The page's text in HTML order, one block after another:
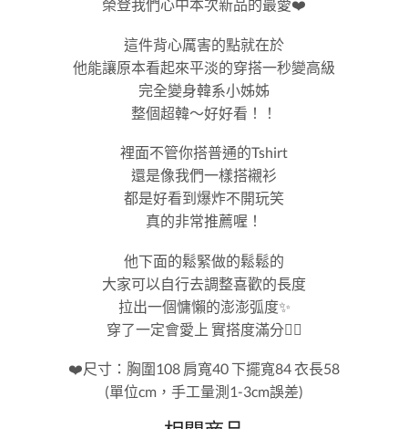
榮登我們心中本次新品的最愛❤️
這件背心厲害的點就在於
他能讓原本看起來平淡的穿搭一秒變高級
完全變身韓系小姊姊
整個超韓～好好看！！
裡面不管你搭普通的Tshirt
還是像我們一樣搭襯衫
都是好看到爆炸不開玩笑
真的非常推薦喔！
他下面的鬆緊做的鬆鬆的
大家可以自行去調整喜歡的長度
拉出一個慵懶的澎澎弧度✨
穿了一定會愛上 實搭度滿分👍🏻
❤️尺寸：胸圍108 肩寬40 下擺寬84 衣長58
(單位cm，手工量測1-3cm誤差)